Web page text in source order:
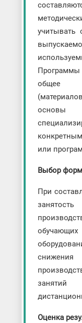
учитывать
Программы
общее
основы
или
Выбор
При
Оценка